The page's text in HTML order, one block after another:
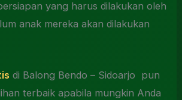
yang harus dilakukan oleh
anak mereka akan dilakukan
di Balong Bendo – Sidoarjo pun
terbaik apabila mungkin Anda